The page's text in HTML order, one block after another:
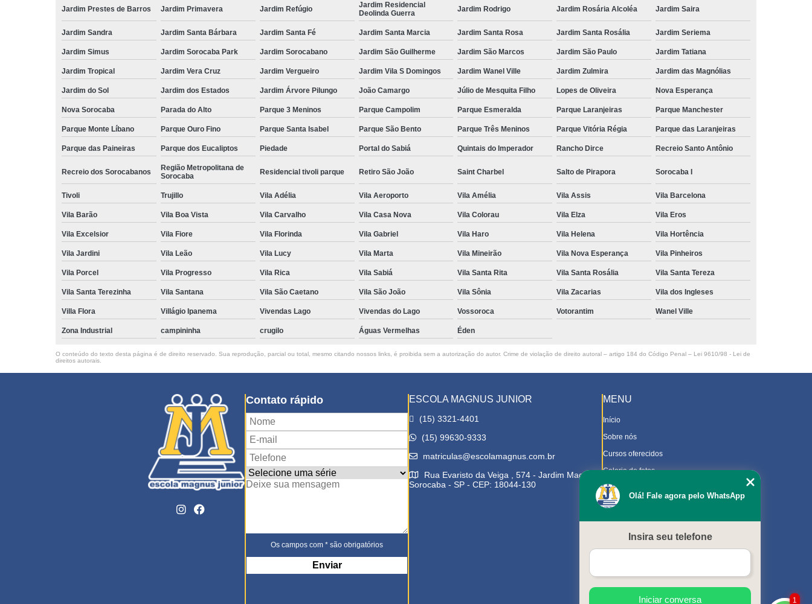
Jardim Prestes de Barros Jardim Primavera Jardim Refúgio
Jardim Residencial
Deolinda Guerra
Jardim Rodrigo Jardim Rosária Alcoléa Jardim Saira
Jardim Sandra Jardim Santa Bárbara Jardim Santa Fé Jardim Santa Marcia Jardim Santa Rosa Jardim Santa Rosália Jardim Seriema
Jardim Simus Jardim Sorocaba Park Jardim Sorocabano Jardim São Guilherme Jardim São Marcos Jardim São Paulo Jardim Tatiana
Jardim Tropical Jardim Vera Cruz Jardim Vergueiro Jardim Vila S Domingos Jardim Wanel Ville Jardim Zulmira Jardim das Magnólias
Jardim do Sol Jardim dos Estados Jardim Árvore Pilungo João Camargo Júlio de Mesquita Filho Lopes de Oliveira Nova Esperança
Nova Sorocaba Parada do Alto Parque 3 Meninos Parque Campolim Parque Esmeralda Parque Laranjeiras Parque Manchester
Parque Monte Líbano Parque Ouro Fino Parque Santa Isabel Parque São Bento Parque Três Meninos Parque Vitória Régia Parque das Laranjeiras
Parque das Paineiras Parque dos Eucaliptos Piedade Portal do Sabiá Quintais do Imperador Rancho Dirce Recreio Santo Antônio
Recreio dos Sorocabanos
Região Metropolitana de
Sorocaba
Residencial tivoli parque Retiro São João Saint Charbel Salto de Pirapora Sorocaba I
Tivoli Trujillo Vila Adélia Vila Aeroporto Vila Amélia Vila Assis Vila Barcelona
Vila Barão Vila Boa Vista Vila Carvalho Vila Casa Nova Vila Colorau Vila Elza Vila Eros
Vila Excelsior Vila Fiore Vila Florinda Vila Gabriel Vila Haro Vila Helena Vila Hortência
Vila Jardini Vila Leão Vila Lucy Vila Marta Vila Mineirão Vila Nova Esperança Vila Pinheiros
Vila Porcel Vila Progresso Vila Rica Vila Sabiá Vila Santa Rita Vila Santa Rosália Vila Santa Tereza
Vila Santa Terezinha Vila Santana Vila São Caetano Vila São João Vila Sônia Vila Zacarias Vila dos Ingleses
Villa Flora Villágio Ipanema Vivendas Lago Vivendas do Lago Vossoroca Votorantim Wanel Ville
Zona Industrial campininha crugilo Águas Vermelhas Éden
O conteúdo do texto desta página é de direito reservado. Sua reprodução, parcial ou total, mesmo citando nossos links, é proibida sem a autorização do autor. Crime de violação de direito autoral – artigo 184 do Código Penal – Lei 9610/98 - Lei de
direitos autorais
Contato rápido
Os campos com * são obrigatórios
ESCOLA MAGNUS JUNIOR
(15) 3321-4401
(15) 99630-9333
matriculas@escolamagnus.com.br
Rua Evaristo da Veiga , 574 - Jardim Magnolia
Sorocaba - SP - CEP: 18044-130
MENU
Início
Sobre nós
Cursos oferecidos
Galeria de fotos
Contato
Trabalhe Conosco
Downloads
1
Olá! Fale agora pelo WhatsApp
Insira seu telefone
Iniciar conversa